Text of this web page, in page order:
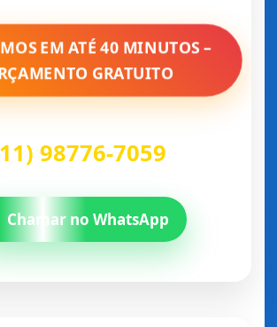
EM ATÉ 40 MINUTOS –
GRATUITO
98776-7059
Chamar no WhatsApp